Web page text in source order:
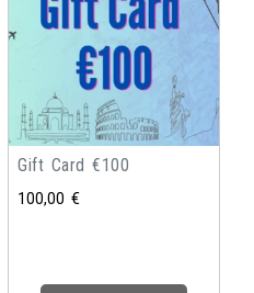
Gift Card €100
100,00€